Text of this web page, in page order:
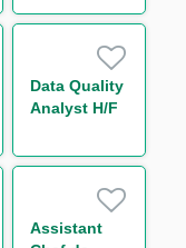
Data Quality
Analyst H/F
Assistant